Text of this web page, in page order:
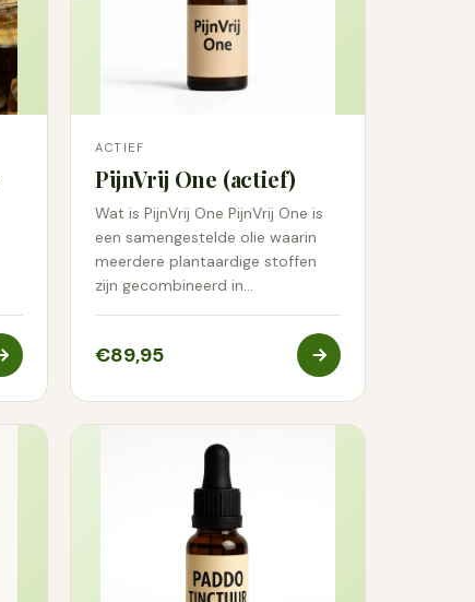
ACTIEF
PijnVrij One (actief)
Wat is PijnVrij One PijnVrij One is
een samengestelde olie waarin
meerdere plantaardige stoffen
zijn gecombineerd in…
€89,95